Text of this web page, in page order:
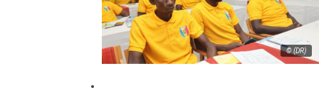
© (DR)